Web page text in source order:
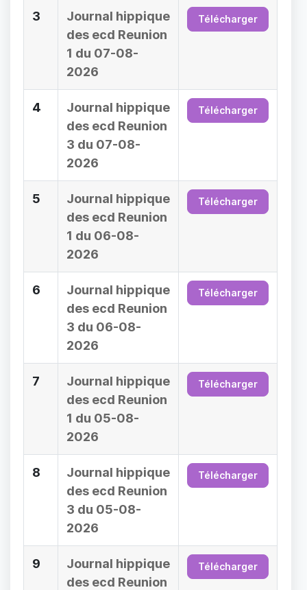
3
Journal hippique
des ecd Reunion
1 du 07-08-
2026
Télécharger
4
Journal hippique
des ecd Reunion
3 du 07-08-
2026
Télécharger
5
Journal hippique
des ecd Reunion
1 du 06-08-
2026
Télécharger
6
Journal hippique
des ecd Reunion
3 du 06-08-
2026
Télécharger
7
Journal hippique
des ecd Reunion
1 du 05-08-
2026
Télécharger
8
Journal hippique
des ecd Reunion
3 du 05-08-
2026
Télécharger
9
Journal hippique
des ecd Reunion
Télécharger